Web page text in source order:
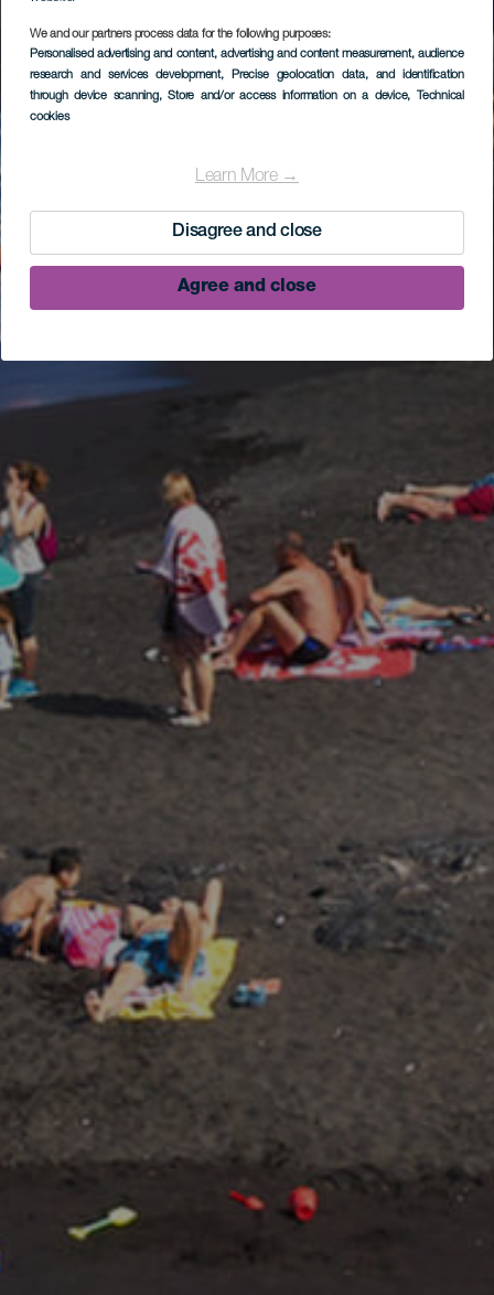
We and our partners process data for the following purposes:
Personalised advertising and content, advertising and content measurement, audience
research and services development, Precise geolocation data, and identification
through device scanning, Store and/or access information on a device, Technical
cookies
Learn More →
Disagree and close
Agree and close